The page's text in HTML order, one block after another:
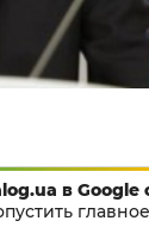
в Google